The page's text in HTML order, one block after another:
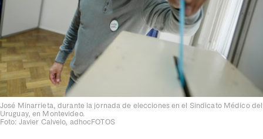
José Minarrieta, durante la jornada de elecciones en el Sindicato Médico del
Uruguay, en Montevideo.
Foto: Javier Calvelo, adhocFOTOS